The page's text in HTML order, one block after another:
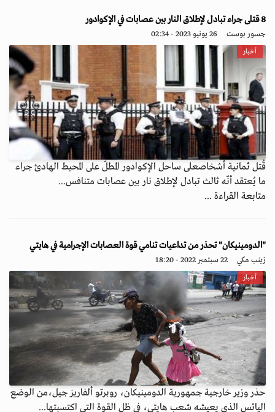
8 قتلى جراء تبادل لإطلاق النار بين عصابات في الإكوادور
جسور بوست 26 يونيو 2023 - 02:34
أخبار
قُتل ثمانية أشخاصعلى ساحل الإكوادور المطلّ على المحيط الهادئ جراء
ما يُعتقد أنّه ثالث تبادل لإطلاق نار بين عصابات متنافس...
متابعة القراءة ...
"الدومينيكان" تحذر من تداعيات تنامي قوة العصابات الإجرامية في هايتي
زينب مكي 22 سبتمبر 2022 - 18:20
أخبار
حذر وزير خارجية جمهورية الدومينيكان، روبرتو ألفاريز جيل،من الوضع
اليائس الذي يعيشه شعب هايتي، في ظل القوة التي اكتسبتها...